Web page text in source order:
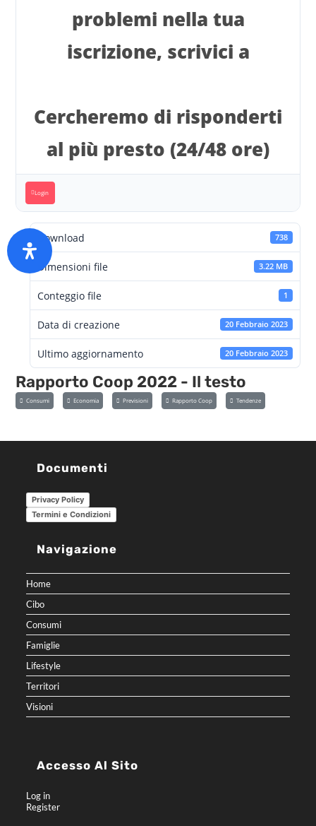
problemi nella tua
iscrizione, scrivici a
Cercheremo di risponderti
al più presto (24/48 ore)
Login
Download 738
Dimensioni file 3.22 MB
Conteggio file 1
Data di creazione 20 Febbraio 2023
Ultimo aggiornamento 20 Febbraio 2023
Rapporto Coop 2022 - Il testo
Consumi Economia Previsioni Rapporto Coop Tendenze
Documenti
Privacy Policy
Termini e Condizioni
Navigazione
Home
Cibo
Consumi
Famiglie
Lifestyle
Territori
Visioni
Accesso Al Sito
Log in
Register